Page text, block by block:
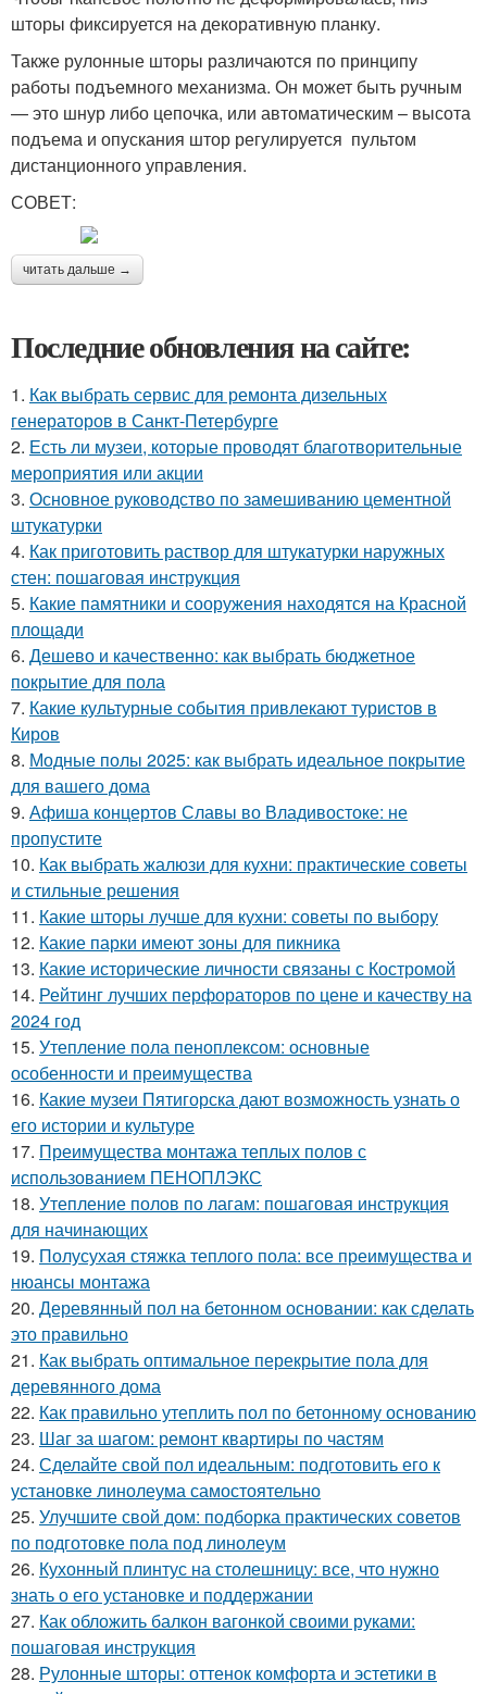
шторы фиксируется на декоративную планку.
Также рулонные шторы различаются по принципу
работы подъемного механизма. Он может быть ручным
— это шнур либо цепочка, или автоматическим – высота
подъема и опускания штор регулируется пультом
дистанционного управления.
СОВЕТ:
читать дальше →
Последние обновления на сайте:
1. Как выбрать сервис для ремонта дизельных
генераторов в Санкт-Петербурге
2. Есть ли музеи, которые проводят благотворительные
мероприятия или акции
3. Основное руководство по замешиванию цементной
штукатурки
4. Как приготовить раствор для штукатурки наружных
стен: пошаговая инструкция
5. Какие памятники и сооружения находятся на Красной
площади
6. Дешево и качественно: как выбрать бюджетное
покрытие для пола
7. Какие культурные события привлекают туристов в
Киров
8. Модные полы 2025: как выбрать идеальное покрытие
для вашего дома
9. Афиша концертов Славы во Владивостоке: не
пропустите
10. Как выбрать жалюзи для кухни: практические советы
и стильные решения
11. Какие шторы лучше для кухни: советы по выбору
12. Какие парки имеют зоны для пикника
13. Какие исторические личности связаны с Костромой
14. Рейтинг лучших перфораторов по цене и качеству на
2024 год
15. Утепление пола пеноплексом: основные
особенности и преимущества
16. Какие музеи Пятигорска дают возможность узнать о
его истории и культуре
17. Преимущества монтажа теплых полов с
использованием ПЕНОПЛЭКС
18. Утепление полов по лагам: пошаговая инструкция
для начинающих
19. Полусухая стяжка теплого пола: все преимущества и
нюансы монтажа
20. Деревянный пол на бетонном основании: как сделать
это правильно
21. Как выбрать оптимальное перекрытие пола для
деревянного дома
22. Как правильно утеплить пол по бетонному основанию
23. Шаг за шагом: ремонт квартиры по частям
24. Сделайте свой пол идеальным: подготовить его к
установке линолеума самостоятельно
25. Улучшите свой дом: подборка практических советов
по подготовке пола под линолеум
26. Кухонный плинтус на столешницу: все, что нужно
знать о его установке и поддержании
27. Как обложить балкон вагонкой своими руками:
пошаговая инструкция
28. Рулонные шторы: оттенок комфорта и эстетики в